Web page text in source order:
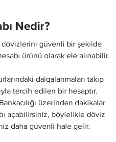
Nedir?
güvenli bir şekilde
ürünü olarak ele alınabilir.
dalgalanmaları takip
tercih edilen bir hesaptır.
üzerinden dakikalar
açabilirsiniz, böylelikle döviz
daha güvenli hale gelir.